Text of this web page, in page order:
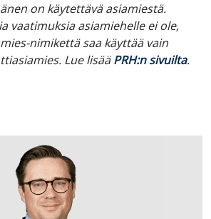
on käytettävä asiamiestä.
vaatimuksia asiamiehelle ei ole,
nimikettä saa käyttää vain
Lue lisääPRH:n sivuilta.